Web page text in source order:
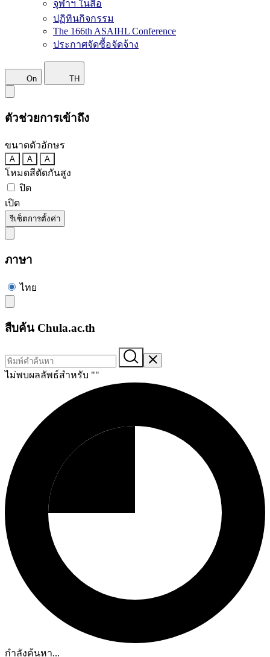
จุฬาฯ ในสื่อ
ปฏิทินกิจกรรม
The 166th ASAIHL Conference
ประกาศจัดซื้อจัดจ้าง
On TH
ตัวช่วยการเข้าถึง
ขนาดตัวอักษร
A A A
โหมดสีตัดกันสูง
ปิด
เปิด
รีเซ็ตการตั้งค่า
ภาษา
ไทย
สืบค้น Chula.ac.th
ไม่พบผลลัพธ์สำหรับ ""
กำลังค้นหา...